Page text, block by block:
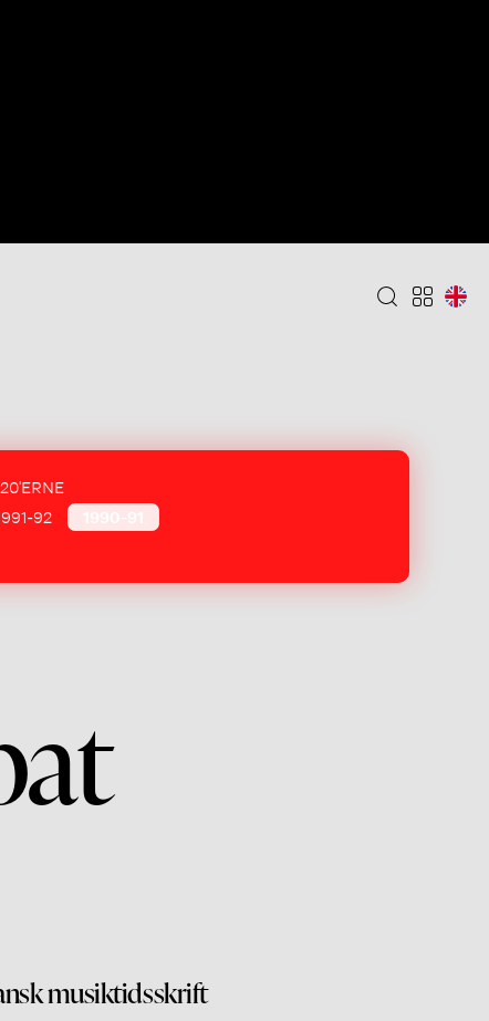
20'ERNE
92
musiktidsskrift